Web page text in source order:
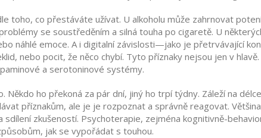
toho, co přestáváte užívat. U alkoholu může zahrnovat
se soustředěním a silná touha po cigaretě. U
náhlé emoce. A i digitalní závislosti—jako je přetrvávající
nebo pocit, že něco chybí. Tyto příznaky nejsou jen v
a serotoninové systémy.
Někdo ho překoná za pár dní, jiný ho trpí týdny. Záleží na
příznakům, ale je je rozpoznat a správně reagovat.
zkušeností. Psychoterapie, zejména kognitivně-
jak se vypořádat s touhou.